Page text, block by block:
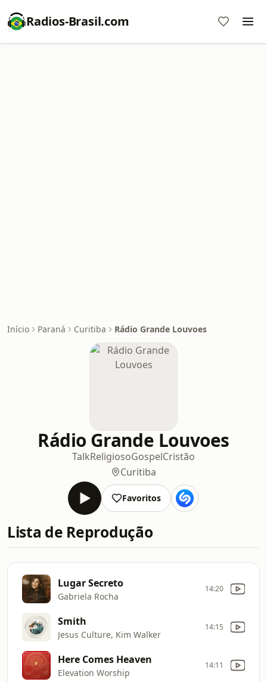
Radios-Brasil.com
Início Paraná Curitiba Rádio Grande Louvoes
Rádio Grande Louvoes
TalkReligiosoGospelCristão
Curitiba
Favoritos
Lista de Reprodução
Lugar Secreto
Gabriela Rocha
14:20
Smith
Jesus Culture, Kim Walker
14:15
Here Comes Heaven
Elevation Worship
14:11